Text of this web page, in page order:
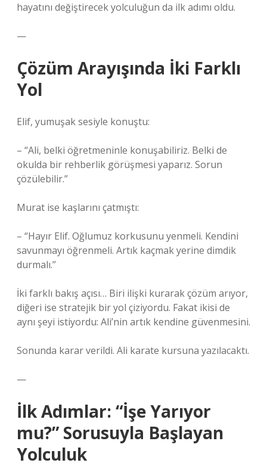
hayatını değiştirecek yolculuğun da ilk adımı oldu.
—
Çözüm Arayışında İki Farklı
Yol
Elif, yumuşak sesiyle konuştu:
– “Ali, belki öğretmeninle konuşabiliriz. Belki de
okulda bir rehberlik görüşmesi yaparız. Sorun
çözülebilir.”
Murat ise kaşlarını çatmıştı:
– “Hayır Elif. Oğlumuz korkusunu yenmeli. Kendini
savunmayı öğrenmeli. Artık kaçmak yerine dimdik
durmalı.”
İki farklı bakış açısı… Biri ilişki kurarak çözüm arıyor,
diğeri ise stratejik bir yol çiziyordu. Fakat ikisi de
aynı şeyi istiyordu: Ali’nin artık kendine güvenmesini.
Sonunda karar verildi. Ali karate kursuna yazılacaktı.
—
İlk Adımlar: “İşe Yarıyor
mu?” Sorusuyla Başlayan
Yolculuk